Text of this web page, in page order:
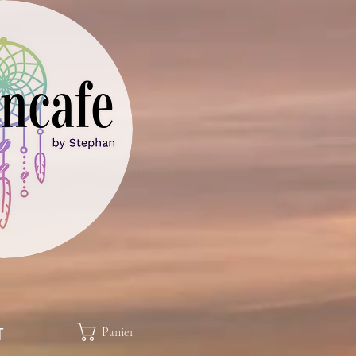
Panier